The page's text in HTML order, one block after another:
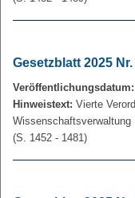
Gesetzblatt 2025 Nr.
Veröffentlichungsdatum:
Hinweistext: Vierte
Wissenschaftsverwaltung
(S. 1452 - 1481)